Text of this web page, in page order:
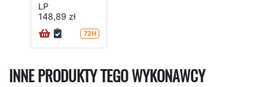
LP
148,89 zł
72H
INNE PRODUKTY TEGO WYKONAWCY